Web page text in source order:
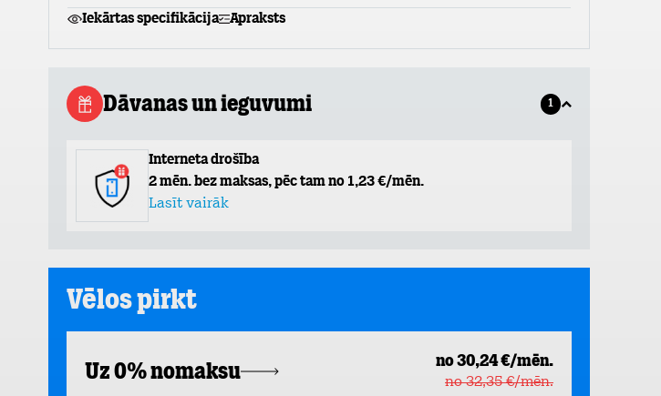
Iekārtas specifikācija Apraksts
Dāvanas un ieguvumi 1
Interneta drošība
2 mēn. bez maksas, pēc tam no 1,23 €/mēn.
Lasīt vairāk
Vēlos pirkt
Uz 0% nomaksu no 30,24 €/mēn.
no 32,35 €/mēn.